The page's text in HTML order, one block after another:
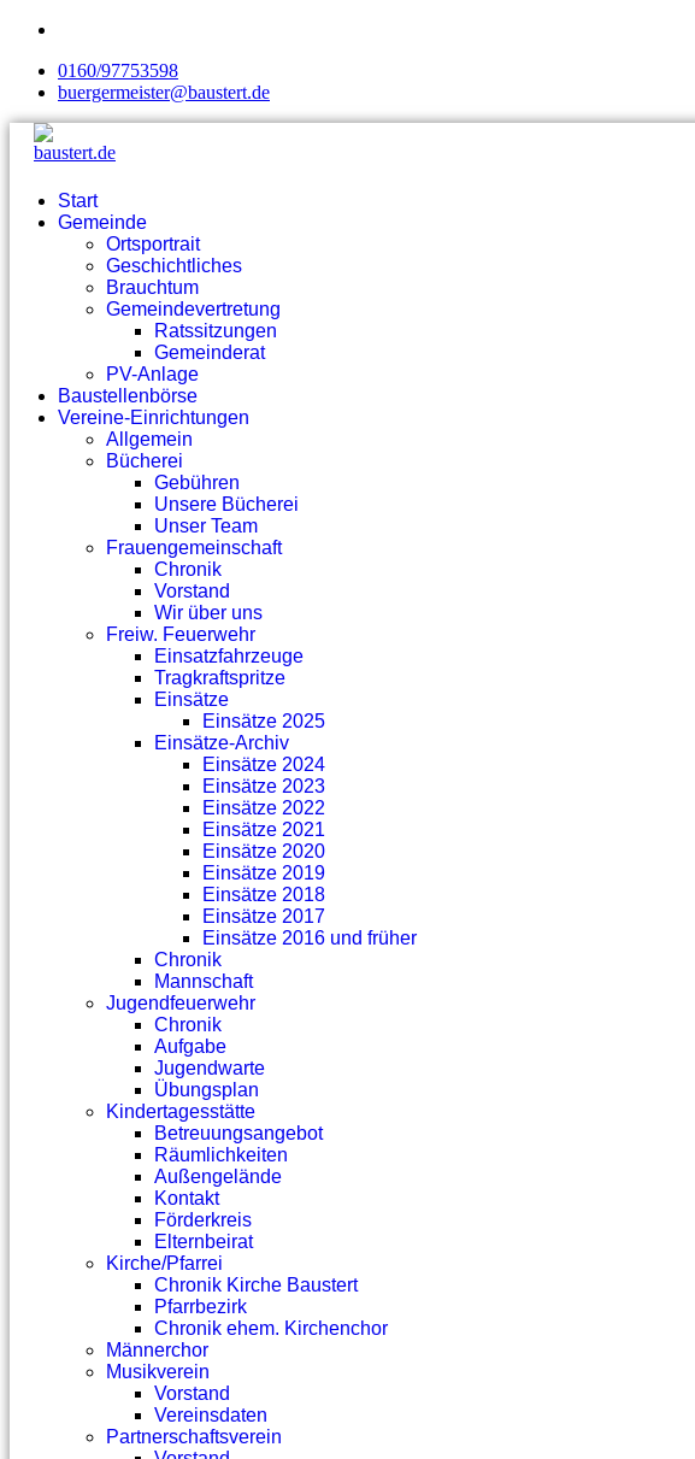
0160/97753598
buergermeister@baustert.de
Start
Gemeinde
Ortsportrait
Geschichtliches
Brauchtum
Gemeindevertretung
Ratssitzungen
Gemeinderat
PV-Anlage
Baustellenbörse
Vereine-Einrichtungen
Allgemein
Bücherei
Gebühren
Unsere Bücherei
Unser Team
Frauengemeinschaft
Chronik
Vorstand
Wir über uns
Freiw. Feuerwehr
Einsatzfahrzeuge
Tragkraftspritze
Einsätze
Einsätze 2025
Einsätze-Archiv
Einsätze 2024
Einsätze 2023
Einsätze 2022
Einsätze 2021
Einsätze 2020
Einsätze 2019
Einsätze 2018
Einsätze 2017
Einsätze 2016 und früher
Chronik
Mannschaft
Jugendfeuerwehr
Chronik
Aufgabe
Jugendwarte
Übungsplan
Kindertagesstätte
Betreuungsangebot
Räumlichkeiten
Außengelände
Kontakt
Förderkreis
Elternbeirat
Kirche/Pfarrei
Chronik Kirche Baustert
Pfarrbezirk
Chronik ehem. Kirchenchor
Männerchor
Musikverein
Vorstand
Vereinsdaten
Partnerschaftsverein